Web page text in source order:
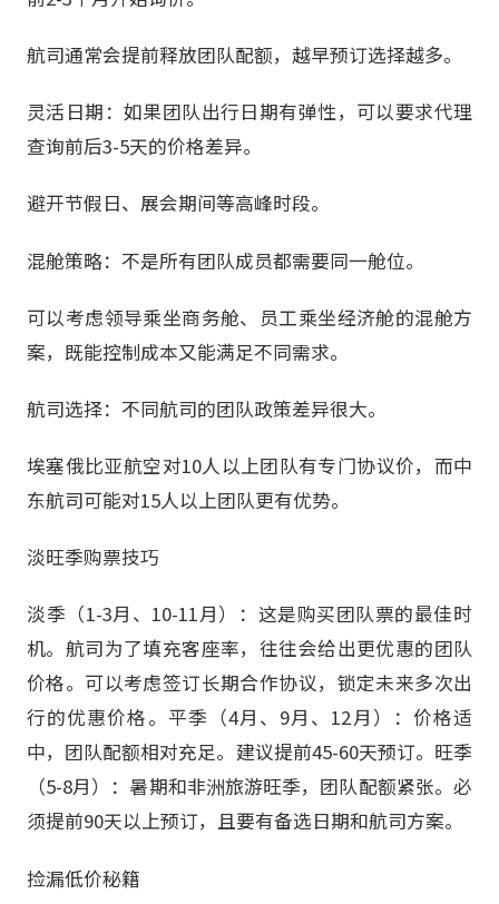
航司通常会提前释放团队配额，越早预订选择越多。
灵活日期：如果团队出行日期有弹性，可以要求代理
查询前后3-5天的价格差异。
避开节假日、展会期间等高峰时段。
混舱策略：不是所有团队成员都需要同一舱位。
可以考虑领导乘坐商务舱、员工乘坐经济舱的混舱方
案，既能控制成本又能满足不同需求。
航司选择：不同航司的团队政策差异很大。
埃塞俄比亚航空对10人以上团队有专门协议价，而中
东航司可能对15人以上团队更有优势。
淡旺季购票技巧
淡季（1-3月、10-11月）：这是购买团队票的最佳时
机。航司为了填充客座率，往往会给出更优惠的团队
价格。可以考虑签订长期合作协议，锁定未来多次出
行的优惠价格。平季（4月、9月、12月）：价格适
中，团队配额相对充足。建议提前45-60天预订。旺季
（5-8月）：暑期和非洲旅游旺季，团队配额紧张。必
须提前90天以上预订，且要有备选日期和航司方案。
捡漏低价秘籍